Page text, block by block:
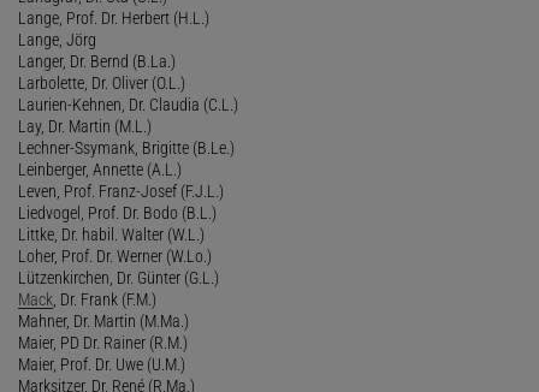
Lange, Prof. Dr. Herbert (H.L.)
Lange, Jörg
Langer, Dr. Bernd (B.La.)
Larbolette, Dr. Oliver (O.L.)
Laurien-Kehnen, Dr. Claudia (C.L.)
Lay, Dr. Martin (M.L.)
Lechner-Ssymank, Brigitte (B.Le.)
Leinberger, Annette (A.L.)
Leven, Prof. Franz-Josef (F.J.L.)
Liedvogel, Prof. Dr. Bodo (B.L.)
Littke, Dr. habil. Walter (W.L.)
Loher, Prof. Dr. Werner (W.Lo.)
Lützenkirchen, Dr. Günter (G.L.)
Mack , Dr. Frank (F.M.)
Mahner, Dr. Martin (M.Ma.)
Maier, PD Dr. Rainer (R.M.)
Maier, Prof. Dr. Uwe (U.M.)
Marksitzer, Dr. René (R.Ma.)